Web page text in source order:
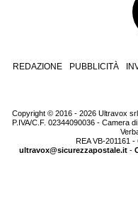
REDAZIONE PUBBLICITÀ
Copyright © 2016 - 2026 Ultravox
P.IVA/C.F. 02344090036 - Camera
REA VB-201161
ultravox@sicurezzapostale.it-